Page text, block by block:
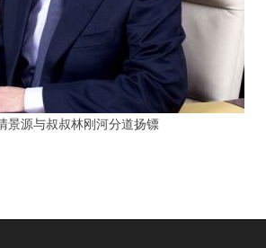
景源与叔叔林刚河分道扬镖